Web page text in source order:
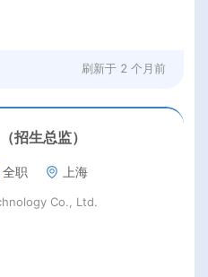
刷新于 2 个月前
招生总监）
全职 上海
Co., Ltd.